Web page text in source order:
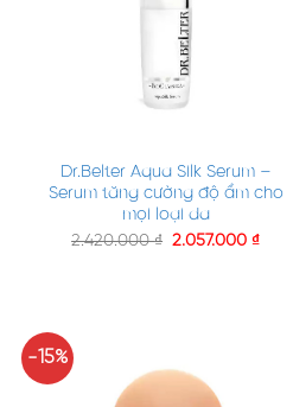
Dr.Belter Aqua Silk Serum –
Serum tăng cường độ ẩm cho
mọi loại da
2.420.000₫ 2.057.000₫
-15%